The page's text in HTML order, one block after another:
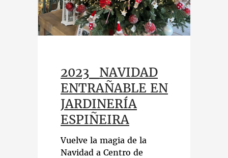
2023_NAVIDAD
ENTRAÑABLE EN
JARDINERÍA
ESPIÑEIRA
Vuelve la magia de la
Navidad a Centro de